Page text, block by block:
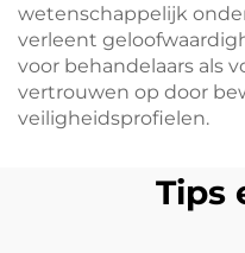
wetenschappelijk
verleent
voor behandelaars als
vertrouwen op door
veiligheidsprofielen.
Tips